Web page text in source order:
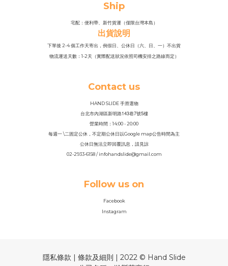
Ship
宅配：便利帶、新竹貨運（僅限台灣本島）
出貨說明
下單後 2-4 個工作天寄出，例假日、公休日（六、日、一）不出貨
物流運送天數：1-2天（實際配送狀況依照司機安排之路線而定）
Contact us
HAND SLIDE 手滑選物
台北市內湖區新明路143巷7號5樓
營業時間：14:00 - 20:00
每週一 \二固定公休，不定期公休日以Google map公告時間為主
公休日無法立即回覆訊息，請見諒
02-2933-6158 / infohandslide@gmail.com
Follow us on
Facebook
Instagram
隱私條款 | 條款及細則 | 2022 © Hand Slide